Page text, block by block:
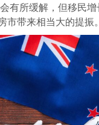
有所缓解，但移民
带来相当大的提振。